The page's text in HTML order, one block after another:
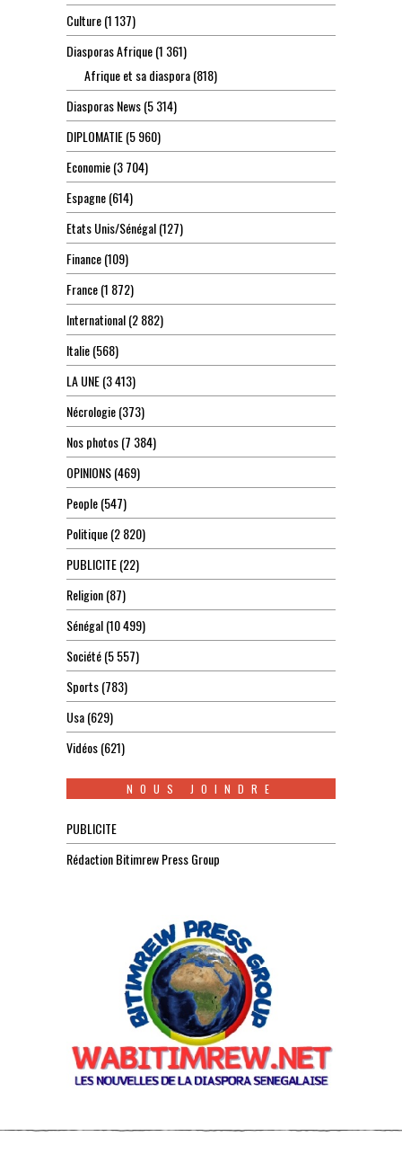
Culture(1 137)
Diasporas Afrique(1 361)
Afrique et sa diaspora(818)
Diasporas News(5 314)
DIPLOMATIE(5 960)
Economie(3 704)
Espagne(614)
Etats Unis/Sénégal(127)
Finance(109)
France(1 872)
International(2 882)
Italie(568)
LA UNE(3 413)
Nécrologie(373)
Nos photos(7 384)
OPINIONS(469)
People(547)
Politique(2 820)
PUBLICITE(22)
Religion(87)
Sénégal(10 499)
Société(5 557)
Sports(783)
Usa(629)
Vidéos(621)
NOUS JOINDRE
PUBLICITE
Rédaction Bitimrew Press Group